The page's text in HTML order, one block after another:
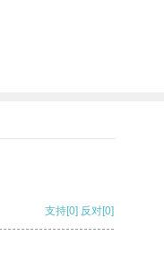
支持[0] 反对[0]